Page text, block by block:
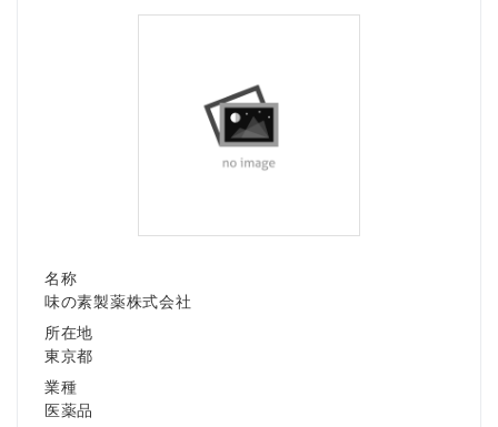
名称
味の素製薬株式会社
所在地
東京都
業種
医薬品